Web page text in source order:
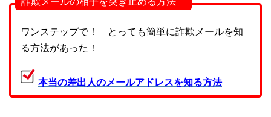
ワンステップで！ とっても簡単に詐欺メールを知
る方法があった！
本当の差出人のメールアドレスを知る方法